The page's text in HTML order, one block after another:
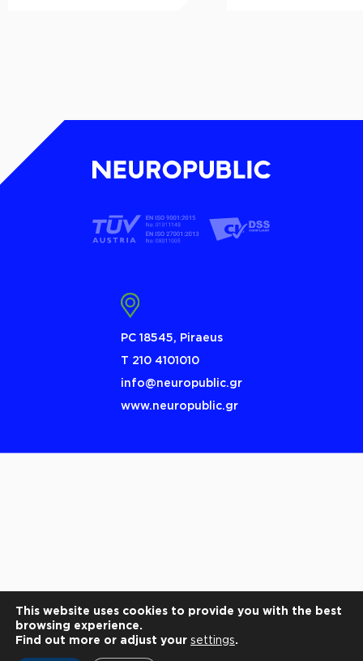
PC 18545, Piraeus
Τ 210 4101010
info@neuropublic.gr
www.neuropublic.gr
This website uses cookies to provide you with the best
browsing experience.
Find out more or adjust your settings.